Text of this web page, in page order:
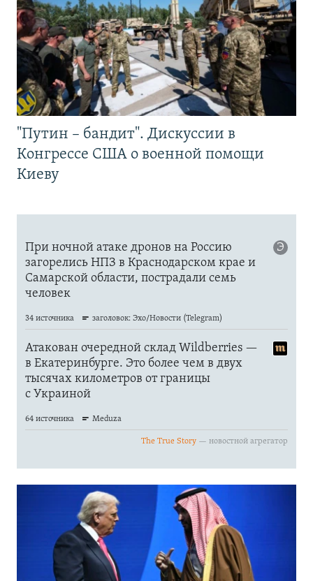
"Путин – бандит". Дискуссии в
Конгрессе США о военной помощи
Киеву